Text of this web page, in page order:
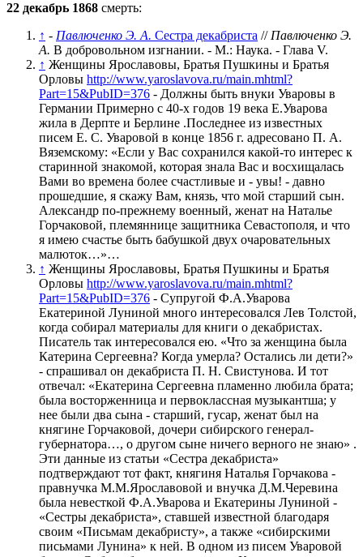
22 декабрь 1868 смерть:
↑ - Павлюченко Э. А. Сестра декабриста // Павлюченко Э.
А. В добровольном изгнании. - М.: Наука. - Глава V.
↑ Женщины Ярославовы, Братья Пушкины и Братья
Орловы http://www.yaroslavova.ru/main.mhtml?
Part=15&PubID=376 - Должны быть внуки Уваровы в
Германии Примерно с 40-х годов 19 века Е.Уварова
жила в Дерпте и Берлине .Последнее из известных
писем Е. С. Уваровой в конце 1856 г. адресовано П. А.
Вяземскому: «Если у Вас сохранился какой-то интерес к
старинной знакомой, которая знала Вас и восхищалась
Вами во времена более счастливые и - увы! - давно
прошедшие, я скажу Вам, князь, что мой старший сын.
Александр по-прежнему военный, женат на Наталье
Горчаковой, племяннице защитника Севастополя, и что
я имею счастье быть бабушкой двух очаровательных
малюток…»…
↑ Женщины Ярославовы, Братья Пушкины и Братья
Орловы http://www.yaroslavova.ru/main.mhtml?
Part=15&PubID=376 - Супругой Ф.А.Уварова
Екатериной Луниной много интересовался Лев Толстой,
когда собирал материалы для книги о декабристах.
Писатель так интересовался ею. «Что за женщина была
Катерина Сергеевна? Когда умерла? Остались ли дети?»
- спрашивал он декабриста П. Н. Свистунова. И тот
отвечал: «Екатерина Сергеевна пламенно любила брата;
была восторженница и первоклассная музыкантша; у
нее были два сына - старший, гусар, женат был на
княгине Горчаковой, дочери сибирского генерал-
губернатора…, о другом сыне ничего верного не знаю» .
Эти данные из статьи «Сестра декабриста»
подтверждают тот факт, княгиня Наталья Горчакова -
правнучка М.М.Ярославовой и внучка Д.М.Черевина
была невесткой Ф.А.Уварова и Екатерины Луниной -
«Сестры декабриста», ставшей известной благодаря
своим «Письмам декабристу», а также «сибирскими
письмами Лунина» к ней. В одном из писем Уваровой